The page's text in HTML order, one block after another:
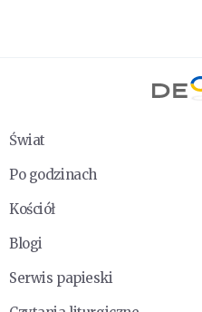
Świat
Po godzinach
Kościół
Blogi
Serwis papieski